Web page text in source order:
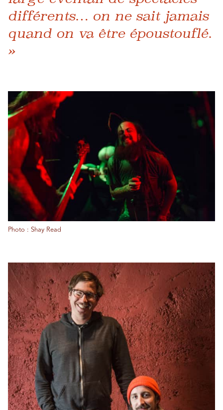
différents… on ne sait jamais
quand on va être époustouflé.
»
Photo : Shay Read